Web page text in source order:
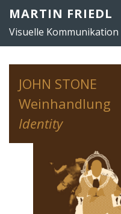
Zum
springen
MARTIN FRIEDL
Visuelle Kommunikation
JOHN STONE
Weinhandlung
Identity